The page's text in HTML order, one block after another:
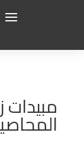
مبيدات